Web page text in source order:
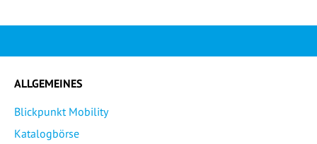
ALLGEMEINES
Blickpunkt Mobility
Katalogbörse